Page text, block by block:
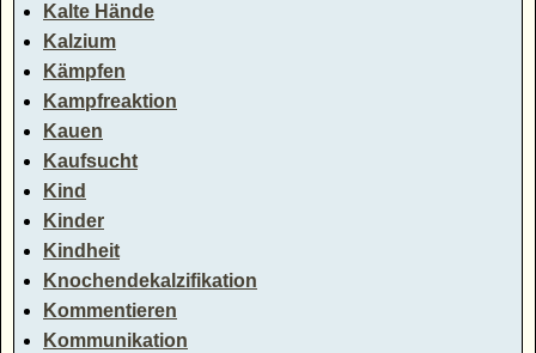
Kalte Hände
Kalzium
Kämpfen
Kampfreaktion
Kauen
Kaufsucht
Kind
Kinder
Kindheit
Knochendekalzifikation
Kommentieren
Kommunikation